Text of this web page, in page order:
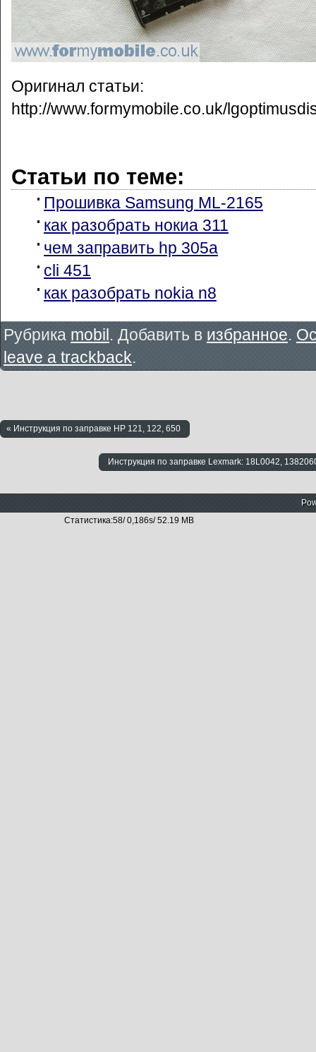
Оригинал статьи:
http://www.formymobile.co.uk/
Статьи по теме:
Прошивка Samsung ML-2165
как разобрать нокиа 311
чем заправить hp 305a
cli 451
как разобрать nokia n8
Рубрика mobil. Добавить в избранное.
leave a trackback.
« Инструкция по заправке HP 121, 122, 650
Инструкция по заправке Lexmark: 18L0042,
Статистика:58/ 0,186s/ 52.19 MB